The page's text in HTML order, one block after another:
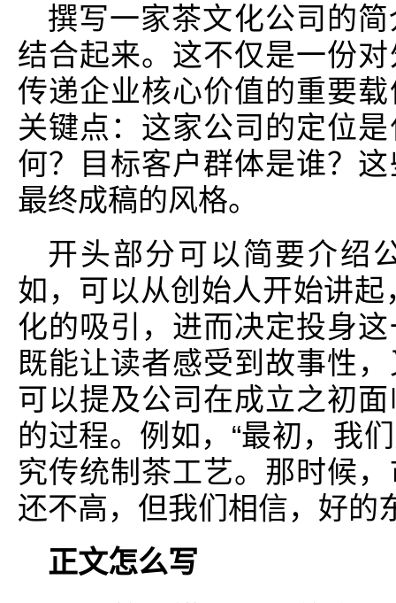
撰写一家茶文化公司的
结合起来。这不仅是一份
传递企业核心价值的重要
关键点：这家公司的定位
何？目标客户群体是谁？
最终成稿的风格。
开头部分可以简要介绍
如，可以从创始人开始讲
化的吸引，进而决定投身
既能让读者感受到故事性
可以提及公司在成立之初
的过程。例如，“最初，我
究传统制茶工艺。那时候
还不高，但我们相信，好的
正文怎么写